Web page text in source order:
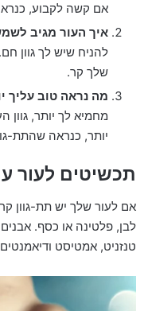
אם קשה לקבוע,
איך העור מגיב
להניח שיש לך גוון
שלך קר.
מה נראה טוב עליך
מחמיא לך יותר,
יותר, כנראה שהתת-
תכשיטים לעור
אם לעור שלך יש תת-גוון
לבן, פלטינה או כסף.
טנזניט, אמטיסט